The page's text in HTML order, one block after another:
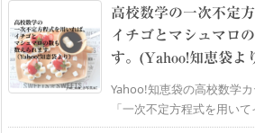
高校数学の一次不定
イチゴとマシュマロ
す。(Yahoo!知恵袋よ
Yahoo!知恵袋の高校数学
「一次不定方程式を用いて